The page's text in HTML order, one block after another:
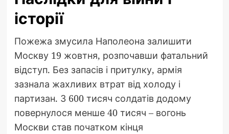
історії
Пожежа змусила Наполеона залишити
Москву 19 жовтня, розпочавши фатальний
відступ. Без запасів і притулку, армія
зазнала жахливих втрат від холоду і
партизан. З 600 тисяч солдатів додому
повернулося менше 40 тисяч – вогонь
Москви став початком кінця